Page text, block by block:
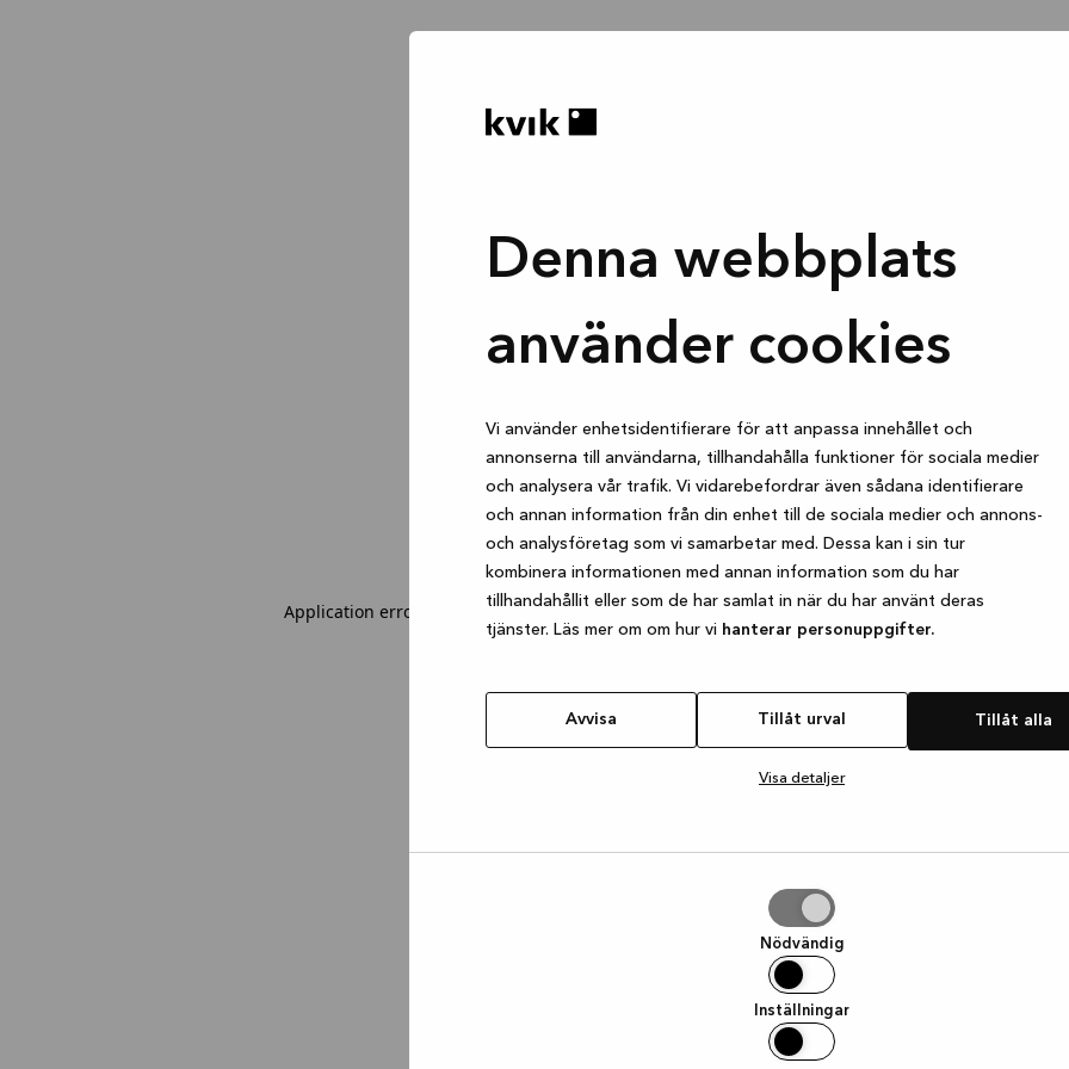
Denna webbplats
använder cookies
Vi använder enhetsidentifierare för att anpassa innehållet och
annonserna till användarna, tillhandahålla funktioner för sociala medier
och analysera vår trafik. Vi vidarebefordrar även sådana identifierare
och annan information från din enhet till de sociala medier och annons-
och analysföretag som vi samarbetar med. Dessa kan i sin tur
kombinera informationen med annan information som du har
tillhandahållit eller som de har samlat in när du har använt deras
tjänster. Läs mer om om hur vi hanterar personuppgifter.
Avvisa Tillåt urval Tillåt alla
Visa detaljer
Nödvändig
Inställningar
Application error: a client-side exception has occurred while loadingwww.kvik.se (see the